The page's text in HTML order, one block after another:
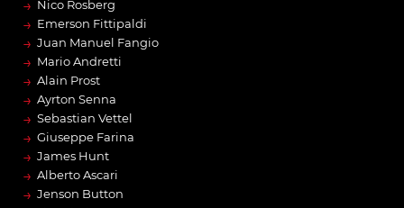
→ Nico Rosberg
→ Emerson Fittipaldi
→ Juan Manuel Fangio
→ Mario Andretti
→ Alain Prost
→ Ayrton Senna
→ Sebastian Vettel
→ Giuseppe Farina
→ James Hunt
→ Alberto Ascari
→ Jenson Button